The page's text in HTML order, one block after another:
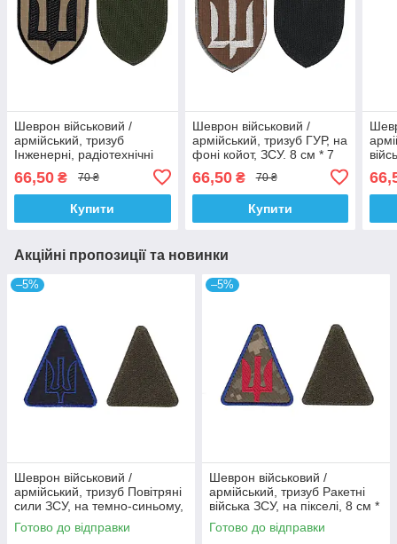
Шеврон військовий /
армійський, тризуб
Інженерні, радіотехнічні
війська та війська зв'язку,
фоні койот, ЗСУ. 8 см *
7см
66,50 ₴ 70 ₴
Купити
Шеврон військовий /
армійський, тризуб ГУР, на
фоні койот, ЗСУ. 8 см * 7
66,50₴ 70 ₴
Купити
Акційні пропозиції та новинки
–5%
Шеврон військовий /
армійський, тризуб Повітряні
сили ЗСУ, на темно-синьому,
8 см * 7 см
Готово до відправки
–5%
Шеврон військовий /
армійський, тризуб Ракетні
війська ЗСУ, на пікселі, 8 см *
7 см
Готово до відправки